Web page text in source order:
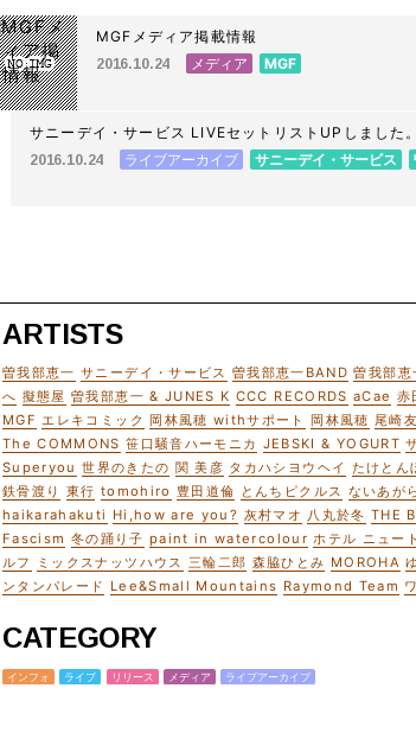
MGFメディア掲載情報
2016.10.24 メディア MGF
サニーデイ・サービス LIVEセットリストUPしまし
DRAGON DELUXE 2016＞@名古屋 DIAMOND
2016.10.24 ライブアーカイブ サニーデイ・サービス
ARTISTS
曽我部恵一 サニーデイ・サービス 曽我部恵一BAND 曽我部恵
へ 擬態屋 曽我部恵一 & JUNES K CCC RECORDS aCae 赤
MGF エレキコミック 岡林風穂 withサポート 岡林風穂 尾崎
The COMMONS 笹口騒音ハーモニカ JEBSKI & YOGURT
Superyou 世界のきたの 関 美彦 タカハシヨウヘイ たけとん
鉄骨渡り 東行 tomohiro 豊田道倫 とんちピクルス ないあが
haikarahakuti Hi,how are you? 灰村マオ 八丸於冬 THE
Fascism 冬の踊り子 paint in watercolour ホテル ニュー
ルフ
ミックスナッツハウス 三輪二郎 森脇ひとみ MOROHA
ンタンパレード Lee&Small Mountains Raymond Team
CATEGORY
インフォ ライブ リリース メディア ライブアーカイブ